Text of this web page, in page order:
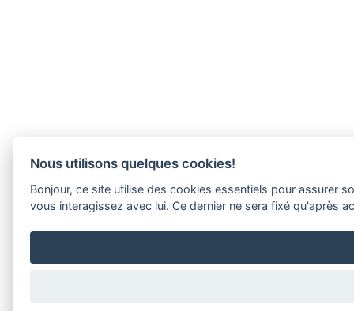
Nous utilisons quelques cookies!
Bonjour, ce site utilise des cookies essentiels pour assurer
vous interagissez avec lui. Ce dernier ne sera fixé qu'après